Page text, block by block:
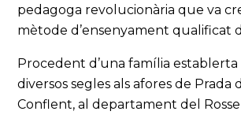
pedagoga revolucionària que va
mètode d’ensenyament qualificat
Procedent d’una família
diversos segles als afores de Prada
Conflent, al departament del